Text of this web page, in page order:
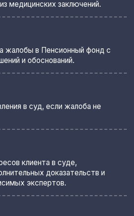
медицинских заключений.
жалобы в Пенсионный фонд с
и обоснований.
в суд, если жалоба не
клиента в суде,
доказательств и
экспертов.